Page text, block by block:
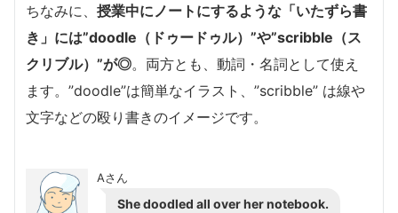
ちなみに、 授業中にノートにするような「いたずら書
き」には”doodle（ドゥードゥル）”や”scribble（ス
クリブル）”が◎。両方とも、動詞・名詞として使え
ます。”doodle”は簡単なイラスト、”scribble” は線や
文字などの殴り書きのイメージです。
Aさん
She doodled all over her notebook.